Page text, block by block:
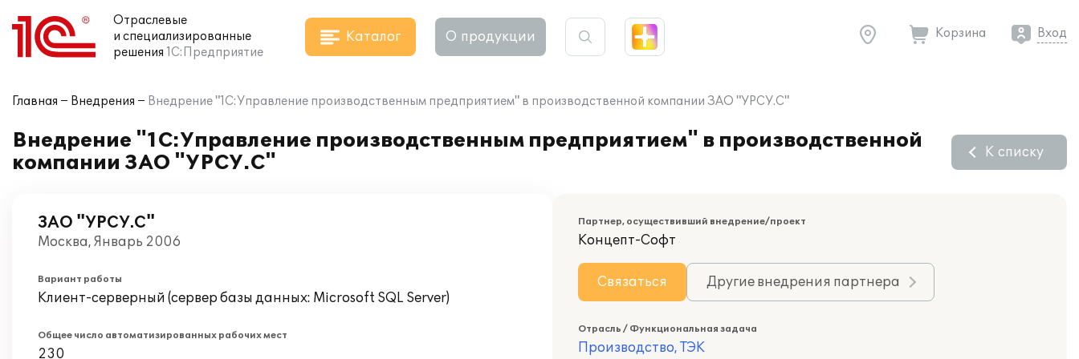
Отраслевые
и специализированные
решения 1С:Предприятие
Каталог О продукции Корзина Вход
Главная Внедрения Внедрение "1С:Управление производственным предприятием" в производственной компании ЗАО "УРСУ.С"
Внедрение "1С:Управление производственным предприятием" в производственной
компании ЗАО "УРСУ.С"
К списку
ЗАО "УРСУ.С"
Москва, Январь 2006
Вариант работы
Клиент-серверный (сервер базы данных: Microsoft SQL Server)
Общее число автоматизированных рабочих мест
230
Партнер, осуществивший внедрение/проект
Концепт-Софт
Связаться Другие внедрения партнера
Отрасль / Функциональная задача
Производство, ТЭК